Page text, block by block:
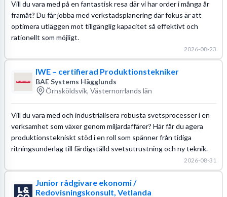
Vill du vara med på en fantastisk resa där vi har order i många år
framåt? Du får jobba med verkstadsplanering där fokus är att
optimera utläggen mot tillgänglig kapacitet så effektivt och
rationellt som möjligt.
2026-08-23
IWE – certifierad Produktionstekniker
BAE Systems Hägglunds
Örnsköldsvik, Västernorrlands län
Vill du vara med och industrialisera robusta svetsprocesser i en
verksamhet som växer genom miljardaffärer? Här får du agera
produktionstekniskt stöd i en roll som spänner från tidiga
ritningsunderlag till färdigställd svetsutrustning och ny teknik.
2026-08-31
Junior rådgivare ekonomi /
Redovisningskonsult, Vetlanda